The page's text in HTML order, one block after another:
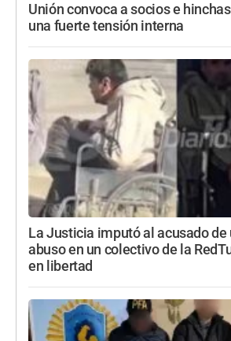
Unión convoca a socios e
una fuerte tensión interna
La Justicia imputó al acusado de
abuso en un colectivo de la
en libertad